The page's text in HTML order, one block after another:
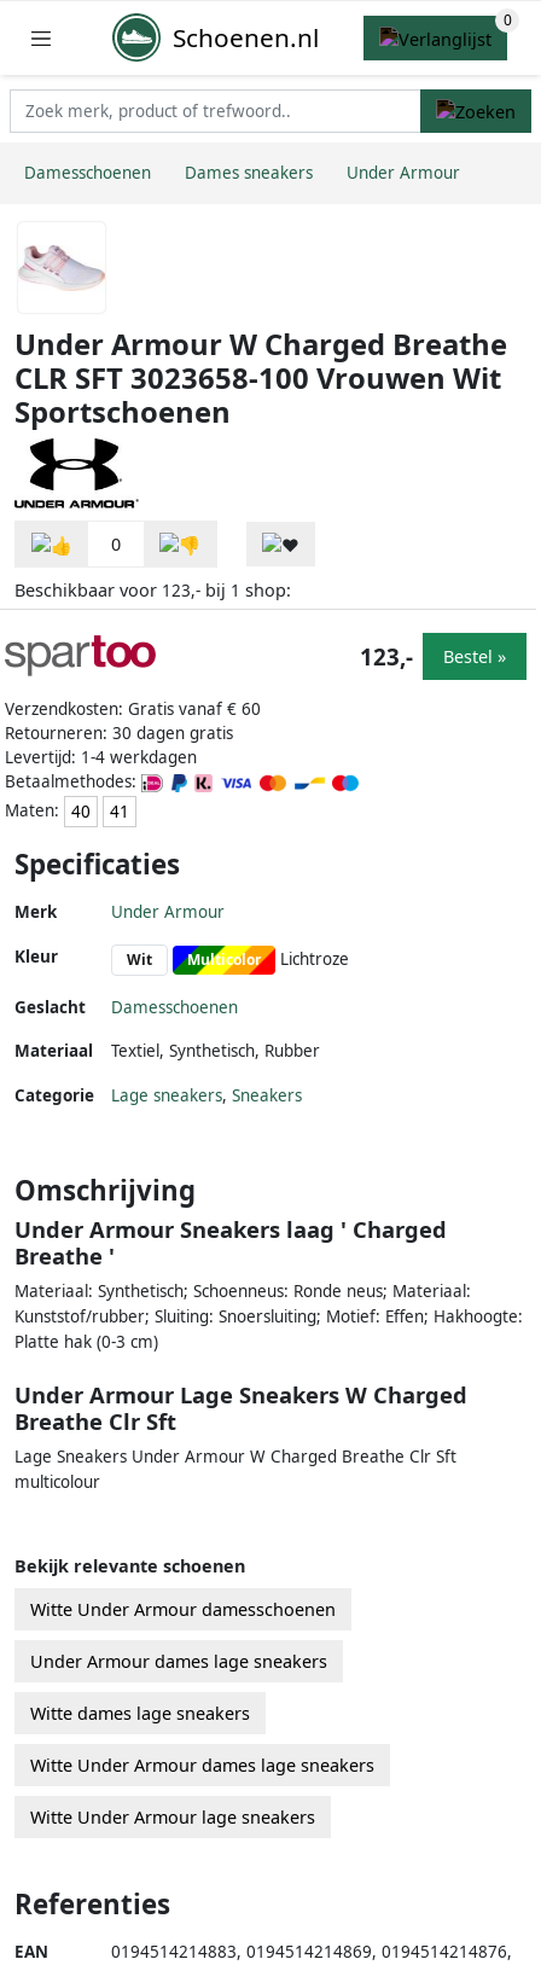
Schoenen.nl
Damesschoenen Dames sneakers Under Armour
Under Armour W Charged Breathe
CLR SFT 3023658-100 Vrouwen Wit
Sportschoenen
0
Beschikbaar voor 123,- bij 1 shop:
Verzendkosten: Gratis vanaf € 60
Retourneren: 30 dagen gratis
Levertijd: 1-4 werkdagen
Betaalmethodes:
Maten:
40 41
123,- Bestel »
Specificaties
Merk Under Armour
Kleur Wit Multicolor Lichtroze
Geslacht
Damesschoenen
Materiaal
Textiel, Synthetisch, Rubber
Categorie Lage sneakers, Sneakers
Omschrijving
Under Armour Sneakers laag ' Charged
Breathe '
Materiaal: Synthetisch; Schoenneus: Ronde neus; Materiaal:
Kunststof/rubber; Sluiting: Snoersluiting; Motief: Effen; Hakhoogte:
Platte hak (0-3 cm)
Under Armour Lage Sneakers W Charged
Breathe Clr Sft
Lage Sneakers Under Armour W Charged Breathe Clr Sft
multicolour
Bekijk relevante schoenen
Witte Under Armour damesschoenen
Under Armour dames lage sneakers
Witte dames lage sneakers
Witte Under Armour dames lage sneakers
Witte Under Armour lage sneakers
Referenties
EAN 0194514214883, 0194514214869, 0194514214876,